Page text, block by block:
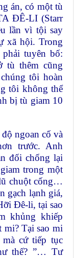
án, có một tù
ĐÊ-LI (Starr
lần vì tội say
xã hội. Trong
tuyên bố:
tù thêm cũng
tôi hoàn
tôi không thể
bị tù giam 10
ngoan cố và
trước. Anh
đối chống lại
trong một
chuột cống…
gạch lạnh giá,
Đê-li, tại sao
khủng khiếp
mi? Tại sao mi
cứ tiếp tục
thế? ”… Tư